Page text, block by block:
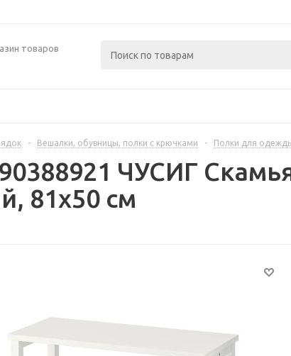
товаров
- Вешалки, обувницы, полки с крючками - Полки для
ЧУСИГ
81x50 см